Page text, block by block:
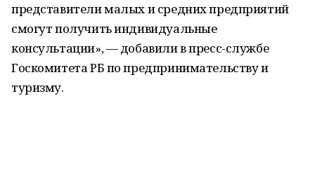
представители малых и средних предприятий
смогут получить индивидуальные
консультации», — добавили в пресс-службе
Госкомитета РБ по предпринимательству и
туризму.